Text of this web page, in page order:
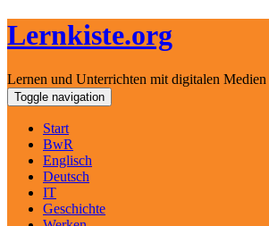
Lernkiste.org
Lernen und Unterrichten mit digitalen Medien
Skip
to
content
Toggle navigation
Start
BwR
Englisch
Deutsch
IT
Geschichte